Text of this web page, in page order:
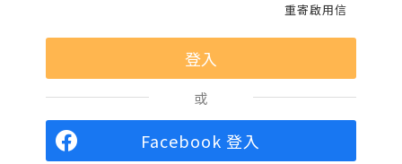
重寄啟用信
或
Facebook 登入